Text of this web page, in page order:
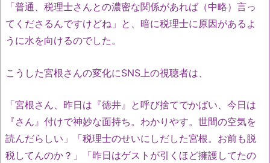
「普通、税理士さんとの濃密な関係があれば（中略）言っ
てくださるんですけどね」と、暗に税理士に原因があるよ
うに水を向けるのでした。
こうした宮根さんの変化にSNS上の視聴者は、
「宮根さん、昨日は『徳井』と呼び捨てでかばい、今日は
『さん』付けで神妙な面持ち。わかりやす。世間の空気を
読んだらしい」「税理士のせいにしだした宮根。お前も脱
税してんのか？」「昨日はゲストが引くほど擁護してたの